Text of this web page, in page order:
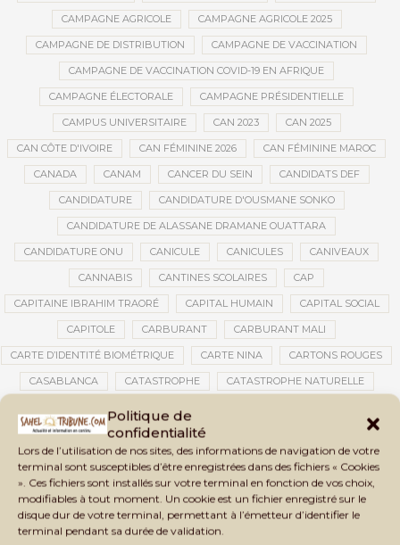
Politique de
confidentialité
Lors de l’utilisation de nos sites, des informations de navigation de votre
terminal sont susceptibles d’être enregistrées dans des fichiers « Cookies
». Ces fichiers sont installés sur votre terminal en fonction de vos choix,
modifiables à tout moment. Un cookie est un fichier enregistré sur le
disque dur de votre terminal, permettant à l’émetteur d’identifier le
terminal pendant sa durée de validation.
CAMPAGNE AGRICOLE CAMPAGNE AGRICOLE 2025
CAMPAGNE DE DISTRIBUTION CAMPAGNE DE VACCINATION
CAMPAGNE DE VACCINATION COVID-19 EN AFRIQUE
CAMPAGNE ÉLECTORALE CAMPAGNE PRÉSIDENTIELLE
CAMPUS UNIVERSITAIRE CAN 2023 CAN 2025
CAN CÔTE D'IVOIRE CAN FÉMININE 2026 CAN FÉMININE MAROC
CANADA CANAM CANCER DU SEIN CANDIDATS DEF
CANDIDATURE CANDIDATURE D'OUSMANE SONKO
CANDIDATURE DE ALASSANE DRAMANE OUATTARA
CANDIDATURE ONU CANICULE CANICULES CANIVEAUX
CANNABIS CANTINES SCOLAIRES CAP
CAPITAINE IBRAHIM TRAORÉ CAPITAL HUMAIN CAPITAL SOCIAL
CAPITOLE CARBURANT CARBURANT MALI
CARTE D’IDENTITÉ BIOMÉTRIQUE CARTE NINA CARTONS ROUGES
CASABLANCA CATASTROPHE CATASTROPHE NATURELLE
CAUTION 10 000 DOLLARS CAUTION DE VISA CECOGEC
CÉDÉAO CEDEAO CEI CÉLÉBRATION NATIONALE CEMAC
CEMAPI CEN-SNESUP CENOU CENSURE
CENTRAFRIQUE CENTRALE SOLAIRE
CENTRALE SOLAIRE DE SANANKOROBA